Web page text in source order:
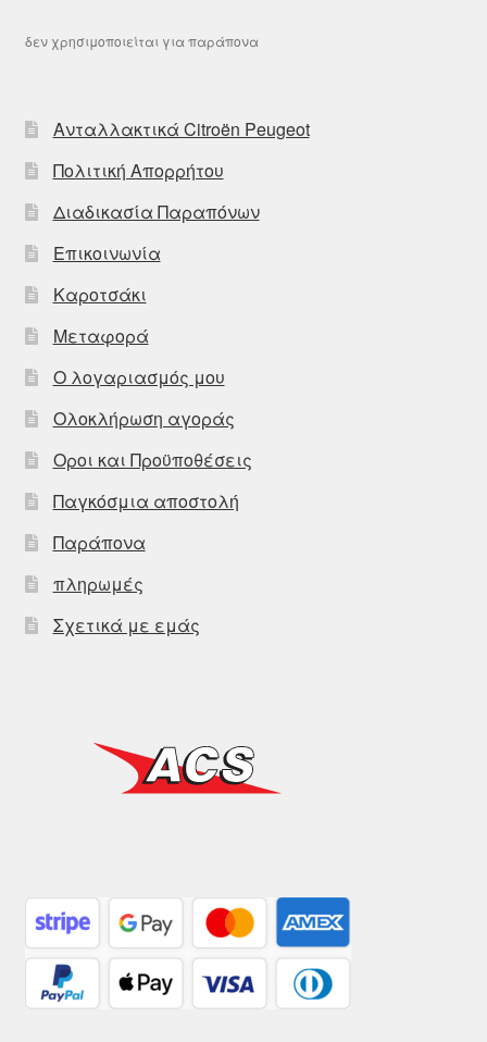
δεν χρησιμοποιείται για παράπονα
Ανταλλακτικά Citroën Peugeot
Πολιτική Απορρήτου
Διαδικασία Παραπόνων
Επικοινωνία
Καροτσάκι
Μεταφορά
Ο λογαριασμός μου
Ολοκλήρωση αγοράς
Οροι και Προϋποθέσεις
Παγκόσμια αποστολή
Παράπονα
πληρωμές
Σχετικά με εμάς